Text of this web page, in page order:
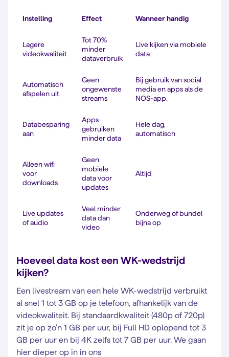
Instelling Effect Wanneer handig
Lagere
videokwaliteit
Tot 70%
minder
dataverbruik
Live kijken via mobiele
data
Automatisch
afspelen uit
Geen
ongewenste
streams
Bij gebruik van social
media en apps als de
NOS-app.
Databesparing
aan
Apps
gebruiken
minder data
Hele dag,
automatisch
Alleen wifi
voor
downloads
Geen
mobiele
data voor
updates
Altijd
Live updates
of audio
Veel minder
data dan
video
Onderweg of bundel
bijna op
Hoeveel data kost een WK-wedstrijd
kijken?
Een livestream van een hele WK-wedstrijd verbruikt
al snel 1 tot 3 GB op je telefoon, afhankelijk van de
videokwaliteit. Bij standaardkwaliteit (480p of 720p)
zit je op zo'n 1 GB per uur, bij Full HD oplopend tot 3
GB per uur en bij 4K zelfs tot 7 GB per uur. We gaan
hier dieper op in in ons